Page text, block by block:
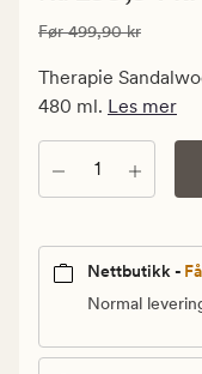
299,94
kr.
Vanlig
Vanlig pris 499,90 kr
Før499,90 kr
Therapie
480 ml. Les mer
Antall
Nettbutikk -
Normal